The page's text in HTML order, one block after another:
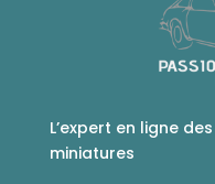
L’expert en ligne
miniatures